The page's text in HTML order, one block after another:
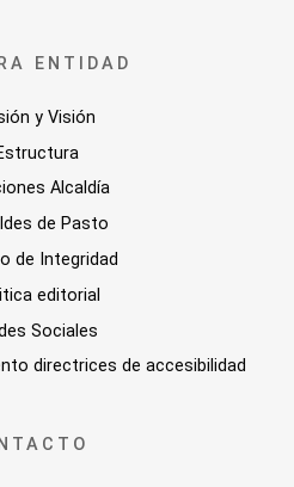
ENTIDAD
y Visión
Alcaldía
de Pasto
de Integridad
editorial
Sociales
directrices de accesibilidad